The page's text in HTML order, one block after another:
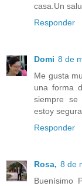
casa.Un
Responder
Domi 8 de
Me gusta
una forma
siempre se
estoy
Responder
Rosa, 8 de
Buenísimo